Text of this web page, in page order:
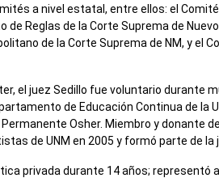
a nivel estatal, entre ellos: el
Reglas de la Corte Suprema de
de la Corte Suprema de NM, y el
el juez Sedillo fue voluntario durante
de Educación Continua de la
Osher. Miembro y donante
de UNM en 2005 y formó parte de la
privada durante 14 años; representó